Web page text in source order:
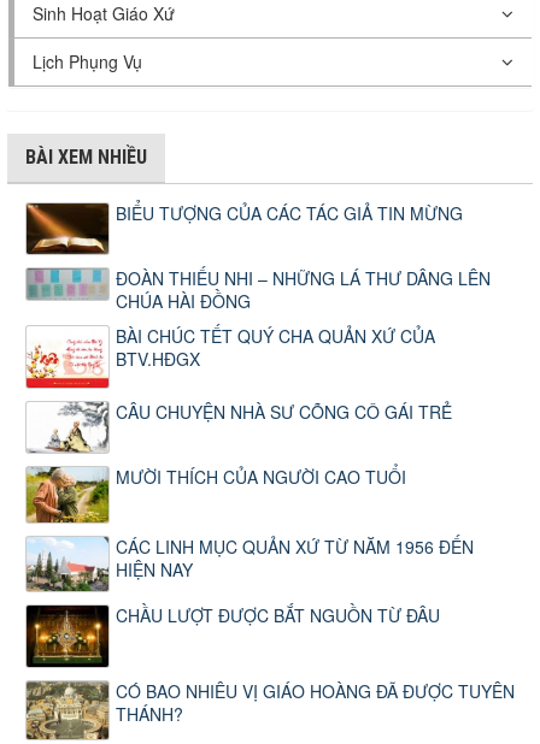
Sinh Hoạt Giáo Xứ
Lịch Phụng Vụ
BÀI XEM NHIỀU
BIỂU TƯỢNG CỦA CÁC TÁC GIẢ TIN MỪNG
ĐOÀN THIẾU NHI – NHỮNG LÁ THƯ DÂNG LÊN
CHÚA HÀI ĐỒNG
BÀI CHÚC TẾT QUÝ CHA QUẢN XỨ CỦA
BTV.HĐGX
CÂU CHUYỆN NHÀ SƯ CÕNG CÔ GÁI TRẺ
MƯỜI THÍCH CỦA NGƯỜI CAO TUỔI
CÁC LINH MỤC QUẢN XỨ TỪ NĂM 1956 ĐẾN
HIỆN NAY
CHẦU LƯỢT ĐƯỢC BẮT NGUỒN TỪ ĐÂU
CÓ BAO NHIÊU VỊ GIÁO HOÀNG ĐÃ ĐƯỢC TUYÊN
THÁNH?